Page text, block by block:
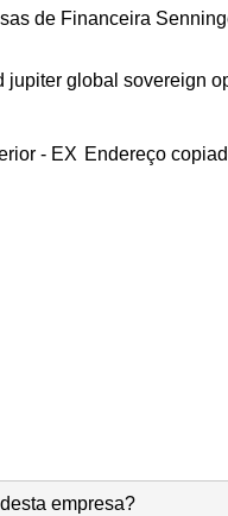
de Financeira
jupiter global sovereign
- EX Endereço
empresa?